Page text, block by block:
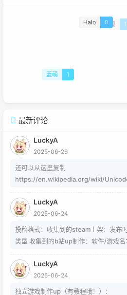
Halo 0
重现 1
蓝萌 1
最新评论
LuckyA
2025-06-26
还可以从这里复制
https://en.wikipedia.org/wiki/
https://www.jiuwa.net/xzm/ 相关问题
https://www.zhihu.com/question/
89 https://www.zhihu.com/question/
word中的Cambria Math和Helvetica字
的就不需要我教了 上标:sup 下标:sub
当然网页中就需要代码了
LuckyA
2025-06-24
投稿格式：收集到的steam上架：发布
类型 收集到的b站up制作：软件/游戏名
LuckyA
2025-06-24
独立游戏制作up（有教程哦！）：